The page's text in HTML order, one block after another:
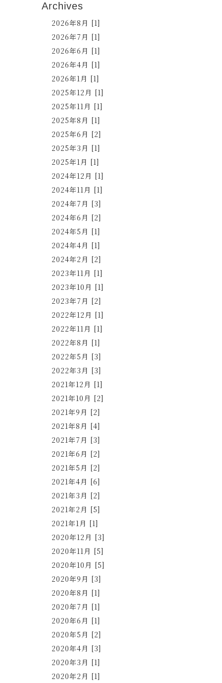
Archives
2026年8月 [1]
2026年7月 [1]
2026年6月 [1]
2026年4月 [1]
2026年1月 [1]
2025年12月 [1]
2025年11月 [1]
2025年8月 [1]
2025年6月 [2]
2025年3月 [1]
2025年1月 [1]
2024年12月 [1]
2024年11月 [1]
2024年7月 [3]
2024年6月 [2]
2024年5月 [1]
2024年4月 [1]
2024年2月 [2]
2023年11月 [1]
2023年10月 [1]
2023年7月 [2]
2022年12月 [1]
2022年11月 [1]
2022年8月 [1]
2022年5月 [3]
2022年3月 [3]
2021年12月 [1]
2021年10月 [2]
2021年9月 [2]
2021年8月 [4]
2021年7月 [3]
2021年6月 [2]
2021年5月 [2]
2021年4月 [6]
2021年3月 [2]
2021年2月 [5]
2021年1月 [1]
2020年12月 [3]
2020年11月 [5]
2020年10月 [5]
2020年9月 [3]
2020年8月 [1]
2020年7月 [1]
2020年6月 [1]
2020年5月 [2]
2020年4月 [3]
2020年3月 [1]
2020年2月 [1]